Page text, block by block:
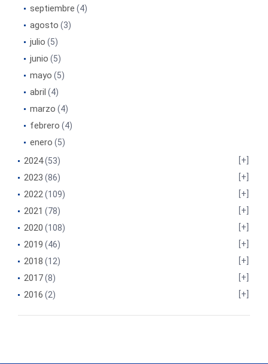
septiembre (4)
agosto (3)
julio (5)
junio (5)
mayo (5)
abril (4)
marzo (4)
febrero (4)
enero (5)
2024(53)
2023 (86)
2022(109)
2021 (78)
2020 (108)
2019 (46)
2018 (12)
2017(8)
2016 (2)